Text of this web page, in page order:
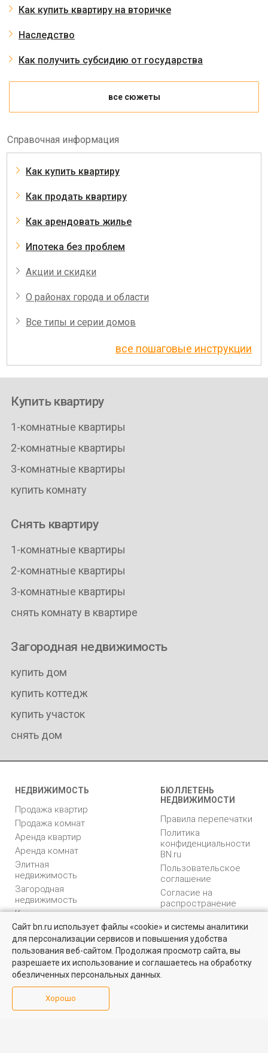
Найти квартиру - это просто!
Выбирайте среди 14 тысяч проверенных вариантов на вторичом
рынке жилья на портале BN.ru
Посмотреть объявления
Как купить квартиру на вторичке
Наследство
Как получить субсидию от государства
все сюжеты
Справочная информация
Как купить квартиру
Как продать квартиру
Как арендовать жилье
Ипотека без проблем
Акции и скидки
О районах города и области
Все типы и серии домов
все пошаговые инструкции
Купить квартиру
1-комнатные квартиры
2-комнатные квартиры
3-комнатные квартиры
купить комнату
Снять квартиру
1-комнатные квартиры
2-комнатные квартиры
3-комнатные квартиры
снять комнату в квартире
Загородная недвижимость
купить дом
купить коттедж
купить участок
снять дом
НЕДВИЖИМОСТЬ
Продажа квартир
Продажа комнат
Аренда квартир
Аренда комнат
Элитная
недвижимость
Загородная
недвижимость
Коммерческая
недвижимость
БЮЛЛЕТЕНЬ
НЕДВИЖИМОСТИ
Правила перепечатки
Политика
конфиденциальности
BN.ru
Пользовательское
соглашение
Согласие на
распространение
персональных данных
Карта сайта
Медийная реклама
PR продвижение
Аналитика
недвижимости
Сайт bn.ru использует файлы «cookie» и системы аналитики
для персонализации сервисов и повышения удобства
пользования веб-сайтом. Продолжая просмотр сайта, вы
разрешаете их использование и соглашаетесь на обработку
обезличенных персональных данных.
Хорошо